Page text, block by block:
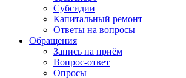
Субсидии
Капитальный ремонт
Ответы на вопросы
Обращения
Запись на приём
Вопрос-ответ
Опросы